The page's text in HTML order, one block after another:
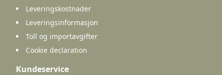
Leveringskostnader
Leveringsinformasjon
Toll og importavgifter
Cookie declaration
Kundeservice